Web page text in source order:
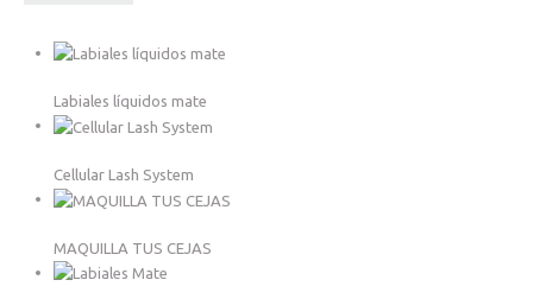
Labiales líquidos mate
Cellular Lash System
MAQUILLA TUS CEJAS